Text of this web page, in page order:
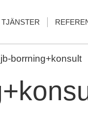
TJÄNSTER
jb-borrning+konsult